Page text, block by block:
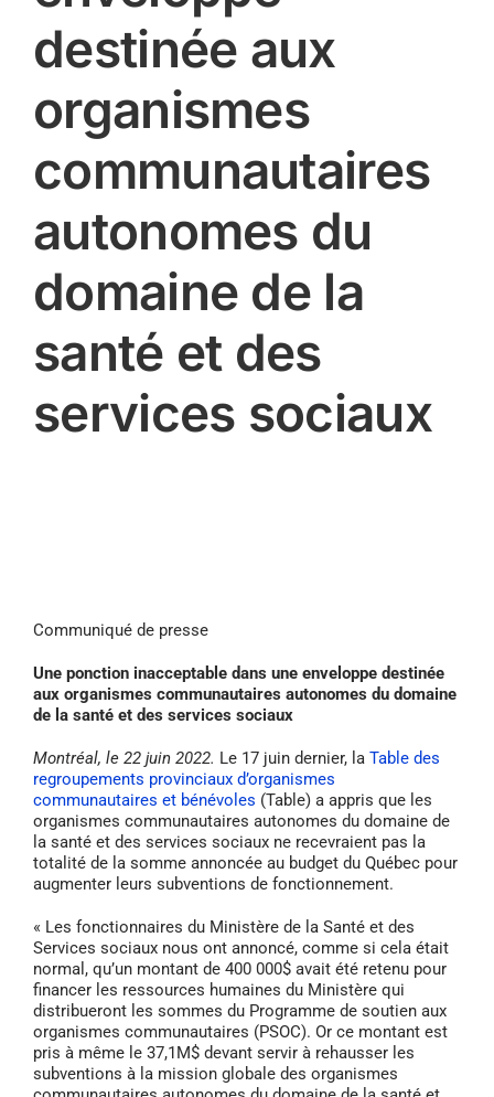
destinée aux
organismes
communautaires
autonomes du
domaine de la
santé et des
services sociaux
Communiqué de presse
Une ponction inacceptable dans une enveloppe destinée
aux organismes communautaires autonomes du domaine
de la santé et des services sociaux
Montréal, le 22 juin 2022. Le 17 juin dernier, la Table des
regroupements provinciaux d’organismes
communautaires et bénévoles (Table) a appris que les
organismes communautaires autonomes du domaine de
la santé et des services sociaux ne recevraient pas la
totalité de la somme annoncée au budget du Québec pour
augmenter leurs subventions de fonctionnement.
« Les fonctionnaires du Ministère de la Santé et des
Services sociaux nous ont annoncé, comme si cela était
normal, qu’un montant de 400 000$ avait été retenu pour
financer les ressources humaines du Ministère qui
distribueront les sommes du Programme de soutien aux
organismes communautaires (PSOC). Or ce montant est
pris à même le 37,1M$ devant servir à rehausser les
subventions à la mission globale des organismes